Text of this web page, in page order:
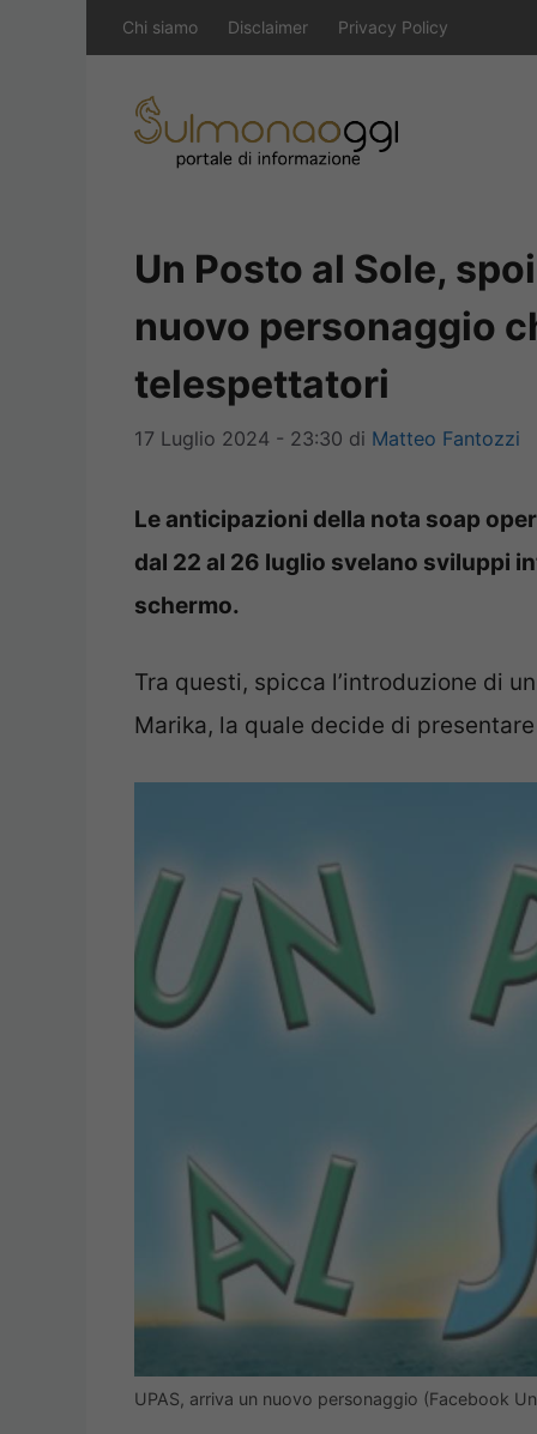
Chi siamo Disclaimer Privacy Policy
Un Posto al Sole,
nuovo personaggio
telespettatori
17 Luglio 2024 - 23:30 di Matteo Fantozzi
Le anticipazioni della nota soap
dal 22 al 26 luglio svelano sviluppi
schermo.
Tra questi, spicca l’introduzione di
Marika, la quale decide di
UPAS, arriva un nuovo personaggio (Facebook